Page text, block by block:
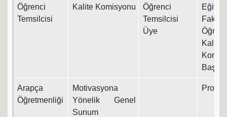
Öğrenci
Temsilcisi
Kalite Komisyonu
Öğrenci
Temsilcisi
Üye
Eğitim
Kalite
Arapça
Öğretmenliği
Motivasyona
Yönelik Genel
Sunum
Prof.